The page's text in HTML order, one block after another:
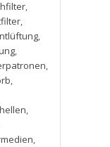
,
,
,
,
,
,
,
,